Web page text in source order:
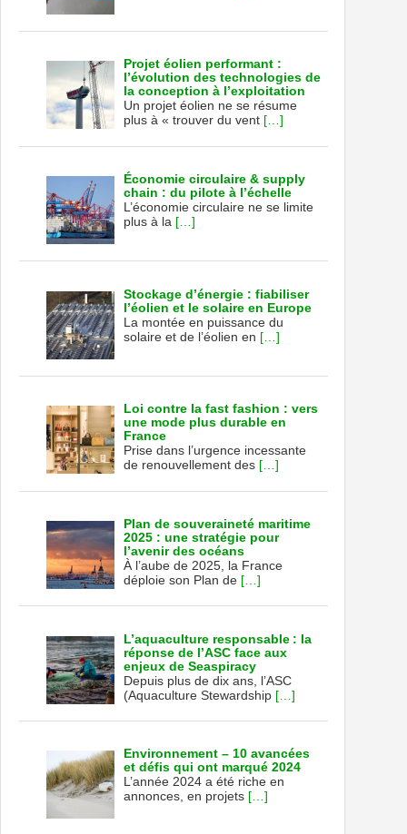
Projet éolien performant :
l’évolution des technologies de
la conception à l’exploitation
Un projet éolien ne se résume
plus à « trouver du vent […]
Économie circulaire & supply
chain : du pilote à l’échelle
L’économie circulaire ne se limite
plus à la […]
Stockage d’énergie : fiabiliser
l’éolien et le solaire en Europe
La montée en puissance du
solaire et de l’éolien en […]
Loi contre la fast fashion : vers
une mode plus durable en
France
Prise dans l’urgence incessante
de renouvellement des […]
Plan de souveraineté maritime
2025 : une stratégie pour
l’avenir des océans
À l’aube de 2025, la France
déploie son Plan de […]
L’aquaculture responsable : la
réponse de l’ASC face aux
enjeux de Seaspiracy
Depuis plus de dix ans, l’ASC
(Aquaculture Stewardship […]
Environnement – 10 avancées
et défis qui ont marqué 2024
L’année 2024 a été riche en
annonces, en projets […]